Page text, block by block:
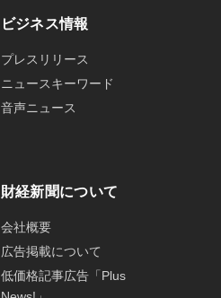
ビジネス情報
プレスリリース
ニュースキーワード
音声ニュース
財経新聞について
会社概要
広告掲載について
低価格記事広告「Plus